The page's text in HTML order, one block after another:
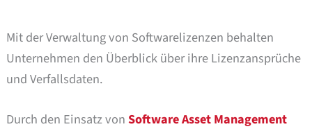
Mit der Verwaltung von Softwarelizenzen behalten
Unternehmen den Überblick über ihre Lizenzansprüche
und Verfallsdaten.
Durch den Einsatz vonSoftware Asset Management